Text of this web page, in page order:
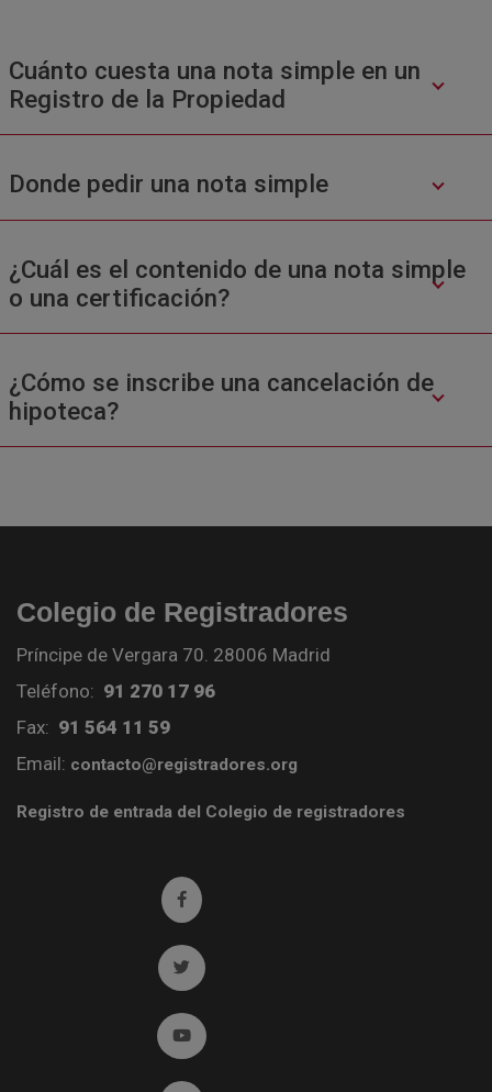
Cuánto cuesta una nota simple en un
Registro de la Propiedad
Donde pedir una nota simple
¿Cuál es el contenido de una nota simple
o una certificación?
¿Cómo se inscribe una cancelación de
hipoteca?
Colegio de Registradores
Príncipe de Vergara 70. 28006 Madrid
Teléfono: 91 270 17 96
Fax: 91 564 11 59
Email: contacto@registradores.org
Registro de entrada del Colegio de registradores
Ir a facebook (abre en ventana nueva)
Ir a twitter (abre en ventana nueva)
Ir a YouTube (abre en ventana nueva)